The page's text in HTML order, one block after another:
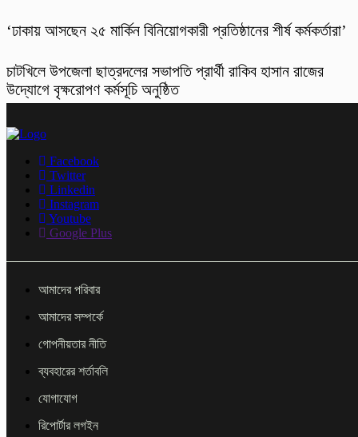
‘ঢাকায় আসছেন ২৫ মার্কিন বিনিয়োগকারী প্রতিষ্ঠানের শীর্ষ কর্মকর্তারা’
চাটখিলে উপজেলা ছাত্রদলের সভাপতি প্রার্থী রাকিব হাসান রাজের
উদ্যোগে বৃক্ষরোপণ কর্মসূচি অনুষ্ঠিত
Facebook
Twitter
Linkedin
Instagram
Youtube
Google Plus
আমাদের পরিবার
আমাদের সম্পর্কে
গোপনীয়তার নীতি
ব্যবহারের শর্তাবলি
যোগাযোগ
রিপোর্টার লগইন